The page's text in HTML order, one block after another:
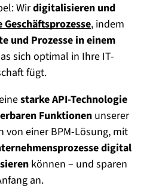
Wirdigitalisieren und
, indem
und Prozesse in einem
sich optimal in Ihre IT-
fügt.
starke API-Technologie
Funktionen unserer
von einer BPM-Lösung, mit
digital
können – und sparen
an.